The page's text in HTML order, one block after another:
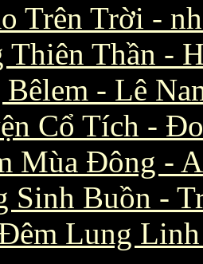
Trên Trời -
Thiên Thần -
Bêlem - Lê
Cổ Tích -
Mùa Đông -
Sinh Buồn -
Lung